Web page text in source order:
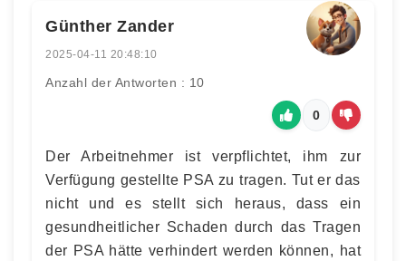
Günther Zander
2025-04-11 20:48:10
Anzahl der Antworten : 10
0
Der Arbeitnehmer ist verpflichtet, ihm zur
Verfügung gestellte PSA zu tragen. Tut er das
nicht und es stellt sich heraus, dass ein
gesundheitlicher Schaden durch das Tragen
der PSA hätte verhindert werden können, hat